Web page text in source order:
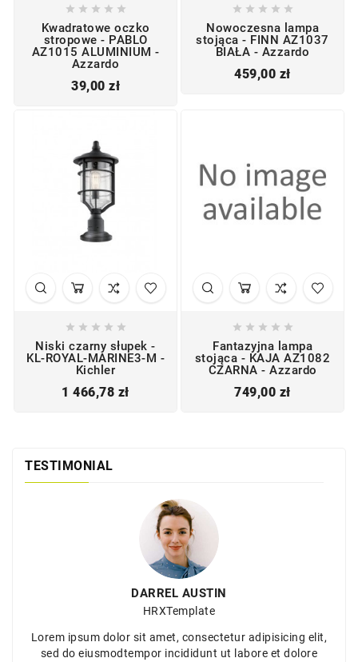
    
Kwadratowe oczko
stropowe - PABLO
AZ1015 ALUMINIUM -
Azzardo
39,00 złCena
    
Nowoczesna lampa
stojąca - FINN AZ1037
BIAŁA - Azzardo
459,00 złCena
    
Niski czarny słupek -
KL-ROYAL-MARINE3-M -
Kichler
1 466,78 złCena
    
Fantazyjna lampa
stojąca - KAJA AZ1082
CZARNA - Azzardo
749,00 złCena
TESTIMONIAL
DARREL AUSTIN
HRXTemplate
Lorem ipsum dolor sit amet, consectetur adipisicing elit,
sed do eiusmodtempor incididunt ut labore et dolore